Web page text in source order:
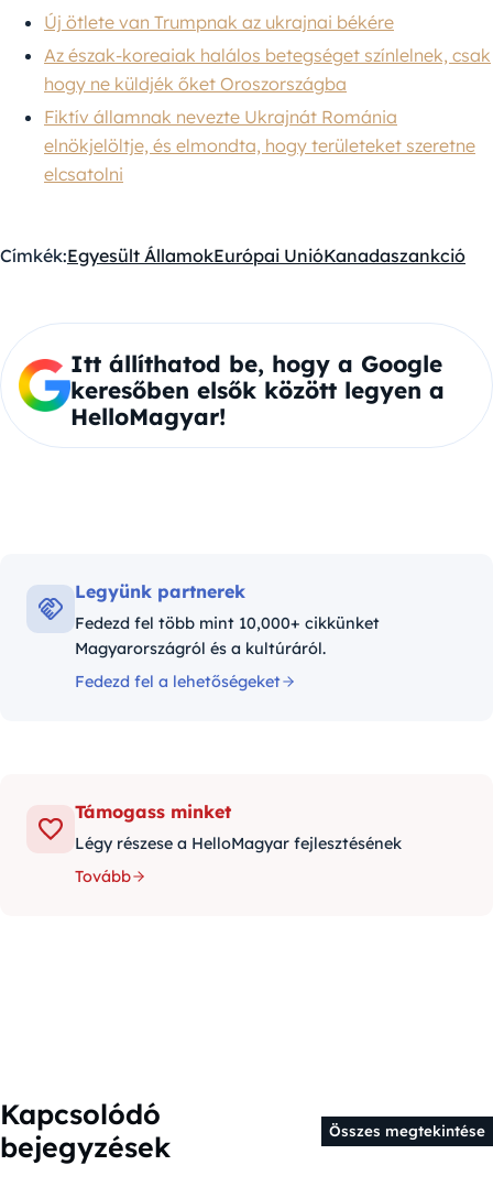
Új ötlete van Trumpnak az ukrajnai békére
Az észak-koreaiak halálos betegséget színlelnek, csak
hogy ne küldjék őket Oroszországba
Fiktív államnak nevezte Ukrajnát Románia
elnökjelöltje, és elmondta, hogy területeket szeretne
elcsatolni
Címkék:Egyesült ÁllamokEurópai UnióKanadaszankció
Itt állíthatod be, hogy a Google
keresőben elsők között legyen a
HelloMagyar!
Legyünk partnerek
Fedezd fel több mint 10,000+ cikkünket
Magyarországról és a kultúráról.
Fedezd fel a lehetőségeket
Támogass minket
Légy részese a HelloMagyar fejlesztésének
Tovább
Kapcsolódó
bejegyzések
Összes megtekintése